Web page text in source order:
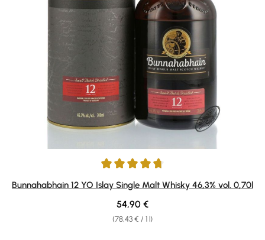
Average rating of 4.83 out of 5 stars
Bunnahabhain 12 YO Islay Single Malt Whisky 46,3% vol. 0,70l
(78,43 € / 1 l)
Regular price:
54,90 €